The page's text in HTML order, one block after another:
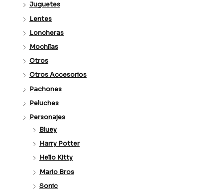
Juguetes
Lentes
Loncheras
Mochilas
Otros
Otros Accesorios
Pachones
Peluches
Personajes
Bluey
Harry Potter
Hello Kitty
Mario Bros
Sonic